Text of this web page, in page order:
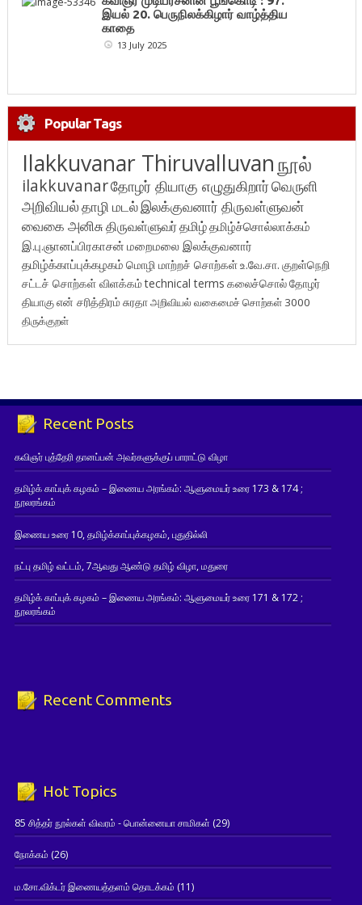
இயல் 20. பெருநிலக்கிழார் வாழ்த்திய
காதை
13 July 2025
Popular Tags
Ilakkuvanar Thiruvalluvanநூல்
ilakkuvanarதோழர் தியாகு எழுதுகிறார்வெருளி
அறிவியல்தாழி மடல்இலக்குவனார் திருவள்ளுவன்
வைகை அனிசுதிருவள்ளுவர்தமிழ்தமிழ்ச்சொல்லாக்கம்
இ.பு.ஞானப்பிரகாசன் மறைமலை இலக்குவனார்
தமிழ்க்காப்புக்கழகம் மொழி மாற்றச் சொற்கள்உ.வே.சா. குறள்நெறி
சட்டச் சொற்கள் விளக்கம்technical terms கலைச்சொல்தோழர்
தியாகுஎன் சரித்திரம்சுரதாஅறிவியல் வகைமைச் சொற்கள் 3000
திருக்குறள்
Recent Posts
கவிஞர் புத்தேரி தானப்பன் அவர்களுக்குப் பாராட்டு விழா
தமிழ்க் காப்புக் கழகம் – இணைய அரங்கம்: ஆளுமையர் உரை 173 & 174 ;
நூலரங்கம்
இணைய உரை 10, தமிழ்க்காப்புக்கழகம், புதுதில்லி
நட்பு தமிழ் வட்டம், 7ஆவது ஆண்டு தமிழ் விழா, மதுரை
தமிழ்க் காப்புக் கழகம் – இணைய அரங்கம்: ஆளுமையர் உரை 171 & 172 ;
நூலரங்கம்
Recent Comments
Hot Topics
85 சித்தர் நூல்கள் விவரம் - பொன்னையா சாமிகள் (29)
நோக்கம் (26)
ம.சோ.விக்டர் இணையத்தளம் தொடக்கம் (11)